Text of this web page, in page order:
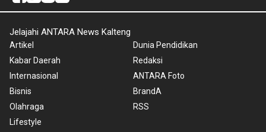
Jelajahi ANTARA News Kalteng
Artikel
Kabar Daerah
Internasional
Bisnis
Olahraga
Lifestyle
Dunia Pendidikan
Redaksi
ANTARA Foto
BrandA
RSS